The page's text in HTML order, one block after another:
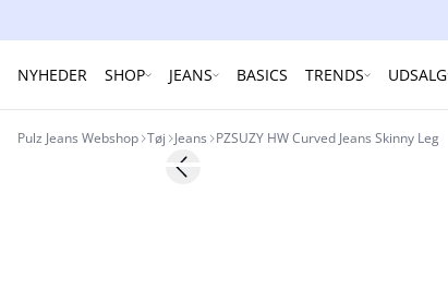
NYHEDER SHOP JEANS BASICS TRENDS UDSALG
Pulz Jeans Webshop Tøj Jeans PZSUZY HW Curved Jeans Skinny Leg
Previous slide